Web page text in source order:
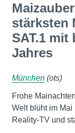
stärksten
SAT.1 mit
Jahres
München (ots)
Frohe
Welt blüht im
Reality-TV und